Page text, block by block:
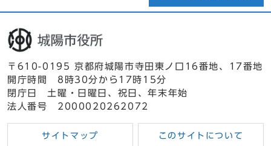
〒610-0195 京都府城陽市寺田東ノ口16番地、17番地
開庁時間 8時30分から17時15分
閉庁日 土曜・日曜日、祝日、年末年始
法人番号 2000020262072
サイトマップ このサイトについて